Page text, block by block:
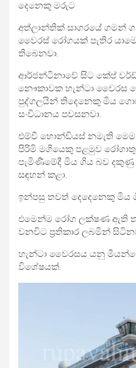
දෙනෙකු මරුට
අත්ලාන්තික් සාගරයේ ගමන්
වෛරස් රෝගයක් පැතිර
තිබෙනවා.
ආර්ජන්ටිනාවේ සිට කේප්
නෞකාවක හැන්ටා වෛරස
පුද්ගලයින් තිදෙනෙකු මිය
සංවිධානය පවසනවා.
එම්වී හොන්ඩියස් නමැති මෙම
පිරිමි මගියෙකු පළමුව
පැමිණීමේදී මිය ගිය බව දකුණු
සඳහන් කළා.
ඉන්පසු තවත් දෙදෙනෙකු මිය
එමෙන්ම රෝග ලක්ෂණ ඇති
වනවිට ප්‍රතිකාර ලබමින්
හැන්ටා වෛරසය යනු
විශේෂයක්.